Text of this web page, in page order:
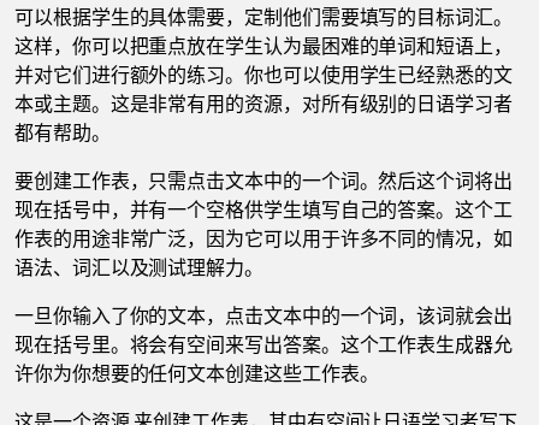
可以根据学生的具体需要，定制他们需要填写的目标词汇。
这样，你可以把重点放在学生认为最困难的单词和短语上，
并对它们进行额外的练习。你也可以使用学生已经熟悉的文
本或主题。这是非常有用的资源，对所有级别的日语学习者
都有帮助。
要创建工作表，只需点击文本中的一个词。然后这个词将出
现在括号中，并有一个空格供学生填写自己的答案。这个工
作表的用途非常广泛，因为它可以用于许多不同的情况，如
语法、词汇以及测试理解力。
一旦你输入了你的文本，点击文本中的一个词，该词就会出
现在括号里。将会有空间来写出答案。这个工作表生成器允
许你为你想要的任何文本创建这些工作表。